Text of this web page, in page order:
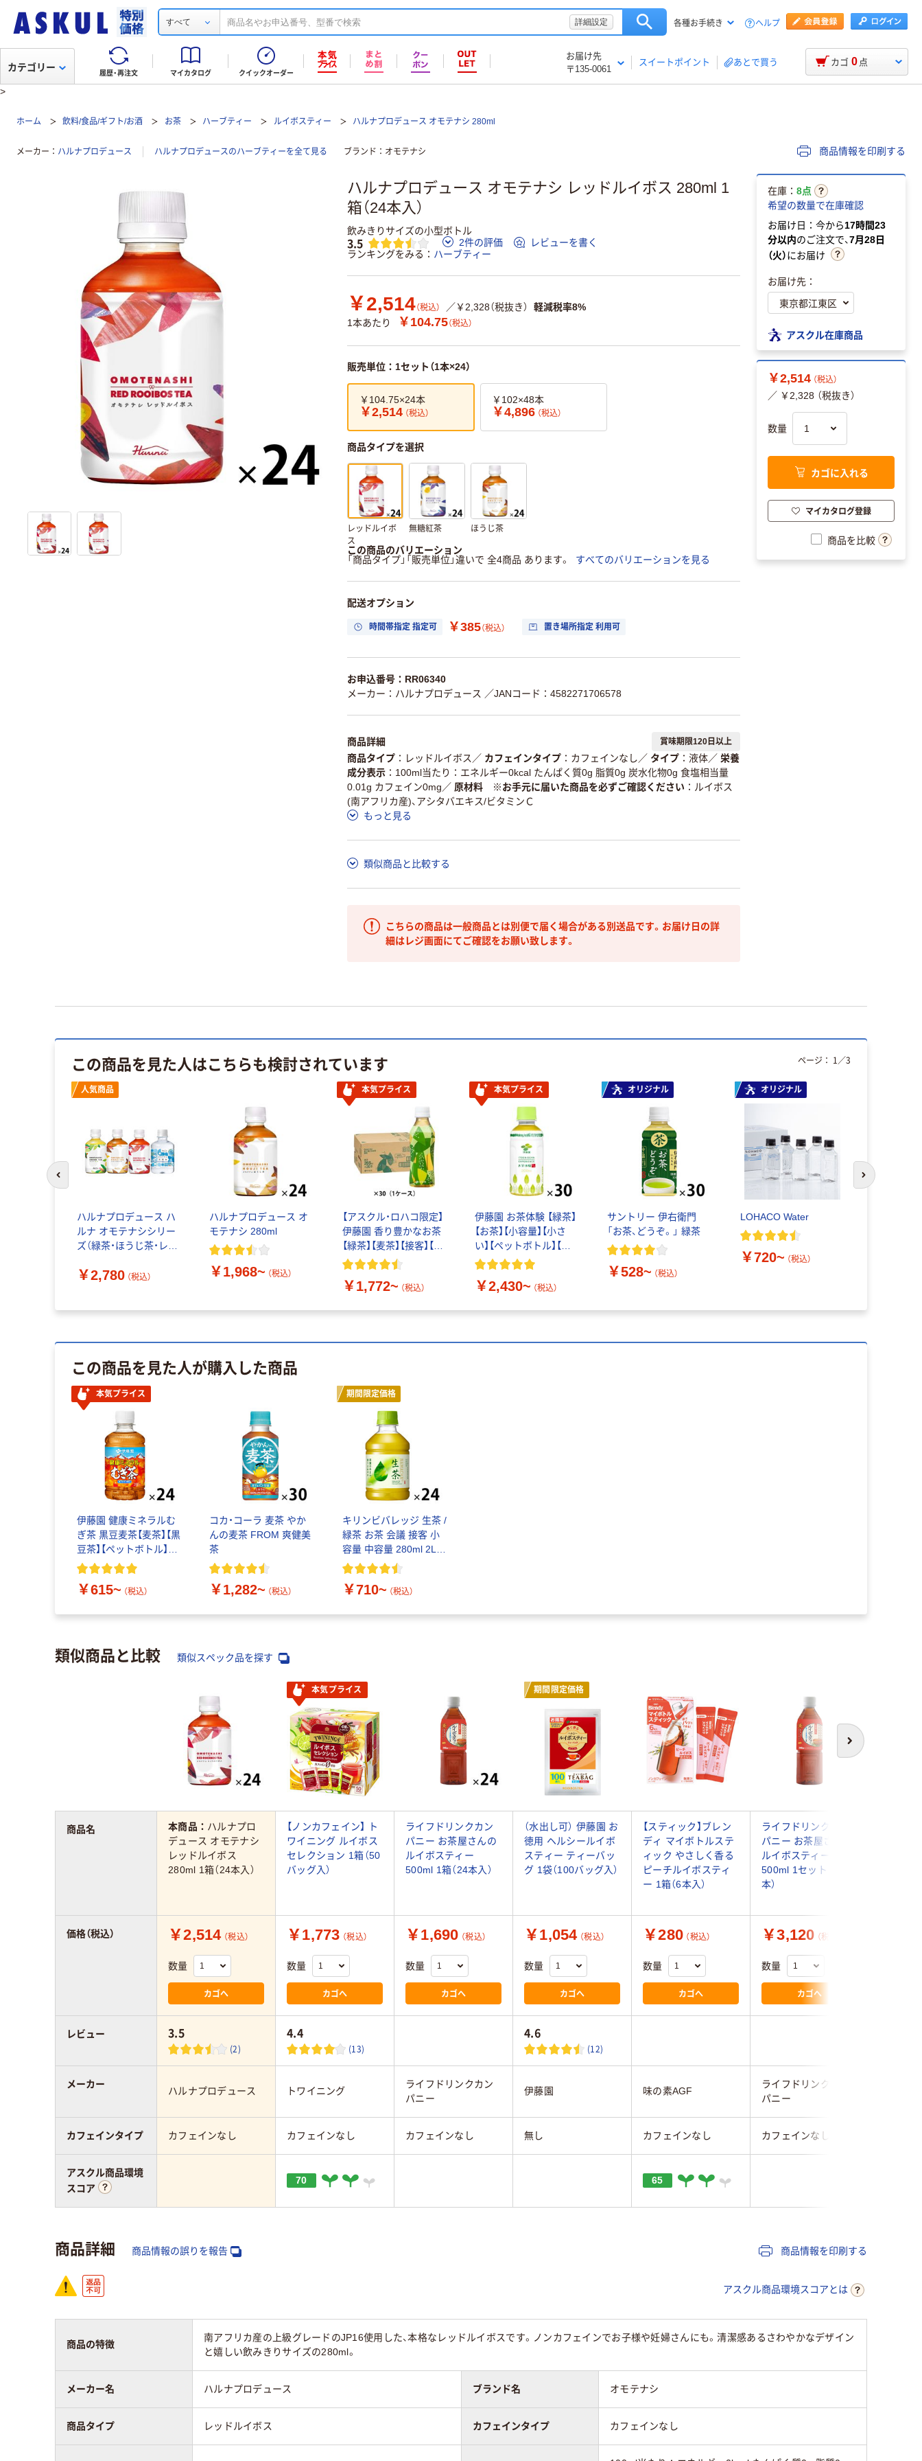
すべて 詳細設定 各種お手続き ヘルプ
履歴・再注文 マイカタログ クイックオーダー
お届け先
〒135-0061
スイートポイント あとで買う
カテゴリー カゴ 0 点
>
ホーム 飲料/食品/ギフト/お酒 お茶 ハーブティー ルイボスティー ハルナプロデュース オモテナシ 280ml
メーカー ハルナプロデュース ハルナプロデュースのハーブティーを全て見る ブランド オモテナシ 商品情報を印刷する
ハルナプロデュース オモテナシ レッドルイボス 280ml 1
箱（24本入）
飲みきりサイズの小型ボトル
3.5 2件の評価
レビューを書く
ランキングをみる
ハーブティー
￥2,514（税込） ／￥2,328（税抜き）
軽減税率8%
1本あたり
￥104.75（税込）
販売単位：1セット（1本×24）
￥104.75×24本
￥2,514 （税込）
￥102×48本
￥4,896 （税込）
商品タイプを選択
レッドルイボ
ス
無糖紅茶 ほうじ茶
この商品のバリエーション
「商品タイプ」「販売単位」違いで 全4商品 あります。
すべてのバリエーションを見る
配送オプション
時間帯指定 指定可 ￥385（税込） 置き場所指定 利用可
お申込番号：RR06340
メーカー：ハルナプロデュース ／JANコード：4582271706578
商品詳細 賞味期限120日以上
商品タイプ レッドルイボス ／ カフェインタイプ カフェインなし ／ タイプ 液体／ 栄養
成分表示
100ml当たり：エネルギー0kcal たんぱく質0g 脂質0g 炭水化物0g 食塩相当量
0.01g カフェイン0mg ／ 原材料 ※お手元に届いた商品を必ずご確認ください
ルイボス
(南アフリカ産)、アシタバエキス/ビタミンＣ
もっと見る
類似商品と比較する
こちらの商品は一般商品とは別便で届く場合がある別送品です。お届け日の詳
細はレジ画面にてご確認をお願い致します。
在庫： 8点
希望の数量で在庫確認
お届け日：今から17時間23
分以内のご注文で、7月28日
（火）にお届け
お届け先：
アスクル在庫商品
￥2,514 （税込）
／ ￥2,328 （税抜き）
数量
カゴに入れる
マイカタログ登録
商品を比較
この商品を見た人はこちらも検討されています
人気商品
ハルナプロデュース ハ
ルナ オモテナシシリー
ズ（緑茶・ほうじ茶・レッ
ソートBOX 1箱（24本
￥2,780 （税込）
ハルナプロデュース オ
モテナシ 280ml
￥1,968~ （税込）
本気プライス
【アスクル・ロハコ限定】
伊藤園 香り豊かなお茶
【緑茶】【麦茶】【接客】【ペ
ットボトル】【紙パック】
￥1,772~ （税込）
本気プライス
伊藤園 お茶体験 【緑茶】
【お茶】【小容量】【小さ
い】【ペットボトル】【ペ
ットボトル】【接客】【来
￥2,430~ （税込）
オリジナル
サントリー 伊右衛門
「お茶、どうぞ。」 緑茶
￥528~ （税込）
オリジナル
LOHACO Water
￥720~ （税込）
ページ： 1 ／3
次のスライド
この商品を見た人が購入した商品
本気プライス
伊藤園 健康ミネラルむ
ぎ茶 黒豆麦茶【麦茶】【黒
豆茶】【ペットボトル】
【缶】【紙パック】【ノンカ
￥615~ （税込）
コカ・コーラ 麦茶 やか
んの麦茶 FROM 爽健美
茶
￥1,282~ （税込）
期間限定価格
キリンビバレッジ 生茶 /
緑茶 お茶 会議 接客 小
容量 中容量 280ml 2L
ペットボトル 紙パック
￥710~ （税込）
類似商品と比較 類似スペック品を探す
次へ
本気プライス 期間限定価格
本商品： ハルナプロ
デュース オモテナシ
レッドルイボス
280ml 1箱（24本入）
【ノンカフェイン】 ト
ワイニング ルイボス
セレクション 1箱（50
バッグ入）
ライフドリンクカン
パニー お茶屋さんの
ルイボスティー
500ml 1箱（24本入）
（水出し可） 伊藤園 お
徳用 ヘルシールイボ
スティー ティーバッ
グ 1袋（100バッグ入）
【スティック】ブレン
ディ マイボトルステ
ィック やさしく香る
ピーチルイボスティ
ー 1箱（6本入）
ライフドリンクカン
パニー お茶屋さんの
ルイボスティー
500ml 1セット（48
本）
￥2,514 （税込）
数量
カゴへ
￥1,773 （税込）
数量
カゴへ
￥1,690 （税込）
数量
カゴへ
￥1,054 （税込）
数量
カゴへ
￥280 （税込）
数量
カゴへ
￥3,120 （税込）
数量
カゴへ
3.5
(2)
4.4
(13)
4.6
(12)
ハルナプロデュース トワイニング
ライフドリンクカン
パニー
伊藤園 味の素AGF
ライフドリンクカン
パニー
カフェインなし カフェインなし カフェインなし 無し カフェインなし カフェインなし
70 65
商品名
価格（税込）
レビュー
メーカー
カフェインタイプ
アスクル商品環境
スコア
商品詳細 商品情報の誤りを報告 商品情報を印刷する
アスクル商品環境スコアとは
商品の特徴
南アフリカ産の上級グレードのJP16使用した、本格なレッドルイボスです。ノンカフェインでお子様や妊婦さんにも。清潔感あるさわやかなデザイン
と嬉しい飲みきりサイズの280ml。
メーカー名 ハルナプロデュース ブランド名 オモテナシ
商品タイプ レッドルイボス カフェインタイプ カフェインなし